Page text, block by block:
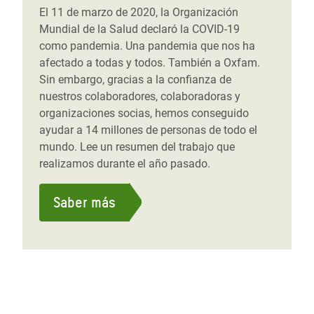
El 11 de marzo de 2020, la Organización
Mundial de la Salud declaró la COVID-19
como pandemia. Una pandemia que nos ha
afectado a todas y todos. También a Oxfam.
Sin embargo, gracias a la confianza de
nuestros colaboradores, colaboradoras y
organizaciones socias, hemos conseguido
ayudar a 14 millones de personas de todo el
mundo. Lee un resumen del trabajo que
realizamos durante el año pasado.
Saber más